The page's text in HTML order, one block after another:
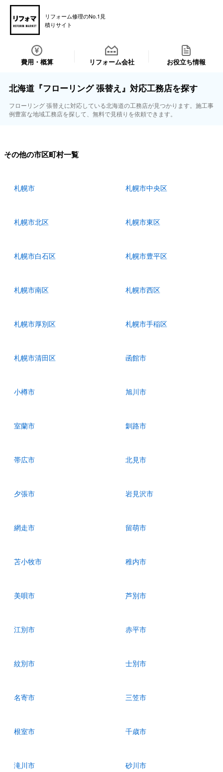
リフォーム修理のNo.1見
積りサイト
費用・概算 リフォーム会社 お役立ち情報
北海道『フローリング 張替え』対応工務店を探す
フローリング 張替えに対応している北海道の工務店が見つかります。施工事
例豊富な地域工務店を探して、無料で見積りを依頼できます。
その他の市区町村一覧
札幌市 札幌市中央区
札幌市北区 札幌市東区
札幌市白石区 札幌市豊平区
札幌市南区 札幌市西区
札幌市厚別区 札幌市手稲区
札幌市清田区 函館市
小樽市 旭川市
室蘭市 釧路市
帯広市 北見市
夕張市 岩見沢市
網走市 留萌市
苫小牧市 稚内市
美唄市 芦別市
江別市 赤平市
紋別市 士別市
名寄市 三笠市
根室市 千歳市
滝川市 砂川市